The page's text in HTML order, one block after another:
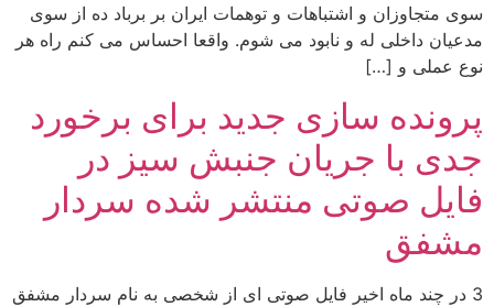
سوی متجاوزان و اشتباهات و توهمات ایران بر برباد ده از سوی
مدعیان داخلی له و نابود می شوم. واقعا احساس می کنم راه هر
نوع عملی و […]
پرونده سازی جدید برای برخورد
جدی با جریان جنبش سیز در
فایل صوتی منتشر شده سردار
مشفق
3 در چند ماه اخیر فایل صوتی ای از شخصی به نام سردار مشفق